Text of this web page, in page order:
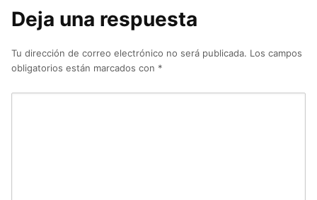
Deja una respuesta
Tu dirección de correo electrónico no será publicada. Los campos
obligatorios están marcados con *